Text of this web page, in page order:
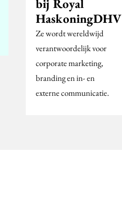
bij Royal
HaskoningDHV
Ze wordt wereldwijd
verantwoordelijk voor
corporate marketing,
branding en in- en
externe communicatie.